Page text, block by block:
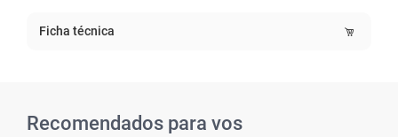
Ficha técnica
Recomendados para vos